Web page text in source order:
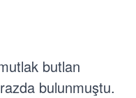
butlan
bulunmuştu.